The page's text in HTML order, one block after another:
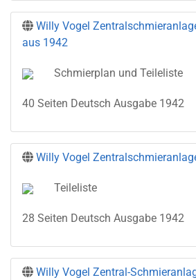
Willy Vogel
aus 1942
Schmierplan und Teileliste
40 Seiten Deutsch Ausgabe 1942
Willy Vogel
Teileliste
28 Seiten Deutsch Ausgabe 1942
Willy Vogel Zentral-